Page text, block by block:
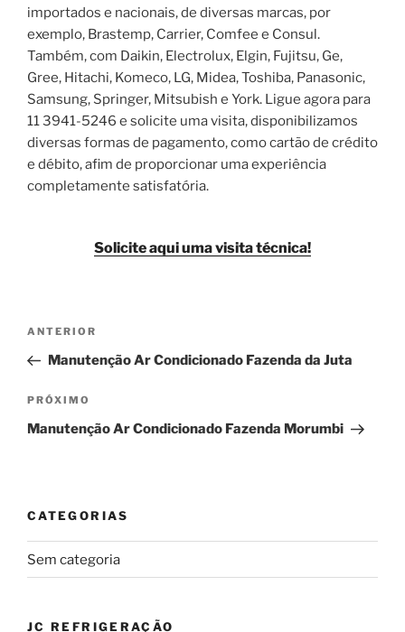
importados e nacionais, de diversas marcas, por
exemplo, Brastemp, Carrier, Comfee e Consul.
Também, com Daikin, Electrolux, Elgin, Fujitsu, Ge,
Gree, Hitachi, Komeco, LG, Midea, Toshiba, Panasonic,
Samsung, Springer, Mitsubish e York. Ligue agora para
11 3941-5246 e solicite uma visita, disponibilizamos
diversas formas de pagamento, como cartão de crédito
e débito, afim de proporcionar uma experiência
completamente satisfatória.
Solicite aqui uma visita técnica!
Navegação
Post
Post
anterior
ANTERIOR
Manutenção Ar Condicionado Fazenda da Juta
Próximo
post
PRÓXIMO
Manutenção Ar Condicionado Fazenda Morumbi
CATEGORIAS
Sem categoria
JC REFRIGERAÇÃO